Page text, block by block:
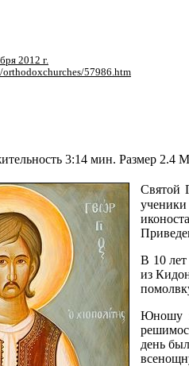
2012 г.
57986.htm
3:14 мин. Размер 2.4
Святой
В 10 лет
из
Юношу
день